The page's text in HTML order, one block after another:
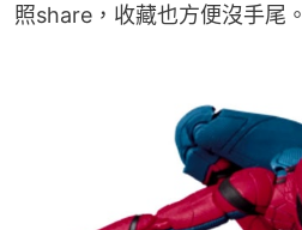
照share，收藏也方便沒手尾。